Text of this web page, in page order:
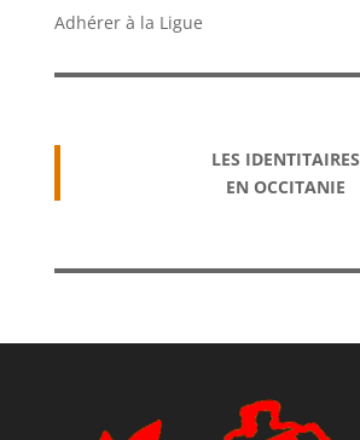
Adhérer à la Ligue
LES IDENTITAIRES
EN OCCITANIE